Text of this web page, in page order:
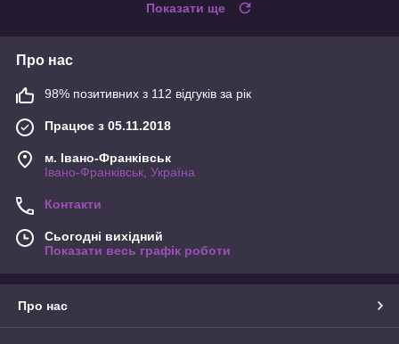
Показати ще
Про нас
98% позитивних з 112 відгуків за рік
Працює з 05.11.2018
м. Івано-Франківськ
Івано-Франківськ, Україна
Контакти
Сьогодні вихідний
Показати весь графік роботи
Про нас